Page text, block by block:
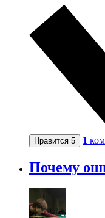
Нравится 5 1
Почему